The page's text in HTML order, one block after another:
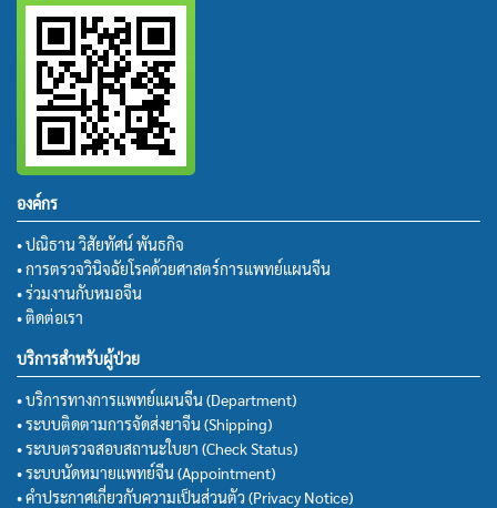
องค์กร
• ปณิธาน วิสัยทัศน์ พันธกิจ
• การตรวจวินิจฉัยโรคด้วยศาสตร์การแพทย์แผนจีน
• ร่วมงานกับหมอจีน
• ติดต่อเรา
บริการสำหรับผู้ป่วย
• บริการทางการแพทย์แผนจีน (Department)
• ระบบติดตามการจัดส่งยาจีน (Shipping)
• ระบบตรวจสอบสถานะใบยา (Check Status)
• ระบบนัดหมายแพทย์จีน (Appointment)
• คำประกาศเกี่ยวกับความเป็นส่วนตัว (Privacy Notice)